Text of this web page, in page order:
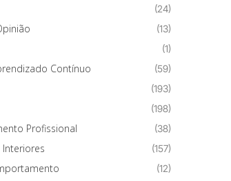
(24)
(13)
(1)
Contínuo (59)
(193)
(198)
Profissional (38)
Interiores (157)
(12)